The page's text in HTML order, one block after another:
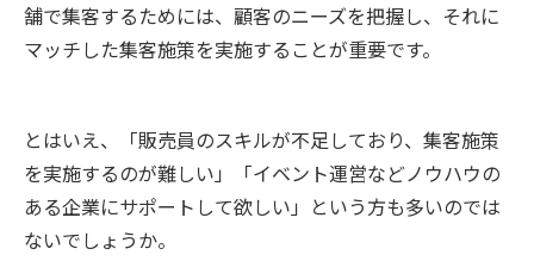
舗で集客するためには、顧客のニーズを把握し、それに
マッチした集客施策を実施することが重要です。
とはいえ、「販売員のスキルが不足しており、集客施策
を実施するのが難しい」「イベント運営などノウハウの
ある企業にサポートして欲しい」という方も多いのでは
ないでしょうか。